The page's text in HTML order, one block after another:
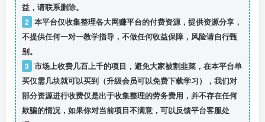
益，请联系删除。
2 本平台仅收集整理各大网赚平台的付费资源，提供资源分享，
不提供任何一对一教学指导，不做任何收益保障，风险请自行甄
别。
3 市场上收费几百上千的项目，避免大家被割韭菜，在本平台单
买仅需几块就可以买到（升级会员可以免费下载学习），我们对
部分资源进行收费仅是出于收集整理的劳务费用，并不存在任何
欺骗的情况，如果你对当前项目不满意，可以反馈平台客服处